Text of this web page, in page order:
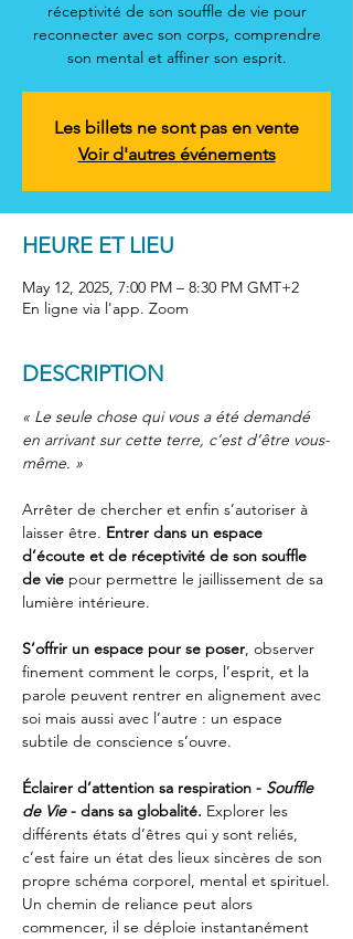
réceptivité de son souffle de vie pour
reconnecter avec son corps, comprendre
son mental et affiner son esprit.
Les billets ne sont pas en vente
Voir d'autres événements
HEURE ET LIEU
May 12, 2025, 7:00 PM – 8:30 PM GMT+2
En ligne via l'app. Zoom
DESCRIPTION
« Le seule chose qui vous a été demandé
en arrivant sur cette terre, c’est d’être vous-
même. »
Arrêter de chercher et enfin s’autoriser à
laisser être. Entrer dans un espace
d’écoute et de réceptivité de son souffle
de vie pour permettre le jaillissement de sa
lumière intérieure.
S’offrir un espace pour se poser, observer
finement comment le corps, l’esprit, et la
parole peuvent rentrer en alignement avec
soi mais aussi avec l’autre : un espace
subtile de conscience s’ouvre.
Éclairer d’attention sa respiration - Souffle
de Vie - dans sa globalité. Explorer les
différents états d’êtres qui y sont reliés,
c’est faire un état des lieux sincères de son
propre schéma corporel, mental et spirituel.
Un chemin de reliance peut alors
commencer, il se déploie instantanément